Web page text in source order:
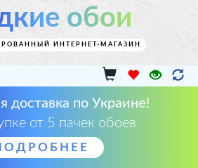
обои
ИНТЕРНЕТ-МАГАЗИН
доставка по Украине!
от 5 пачек обоев